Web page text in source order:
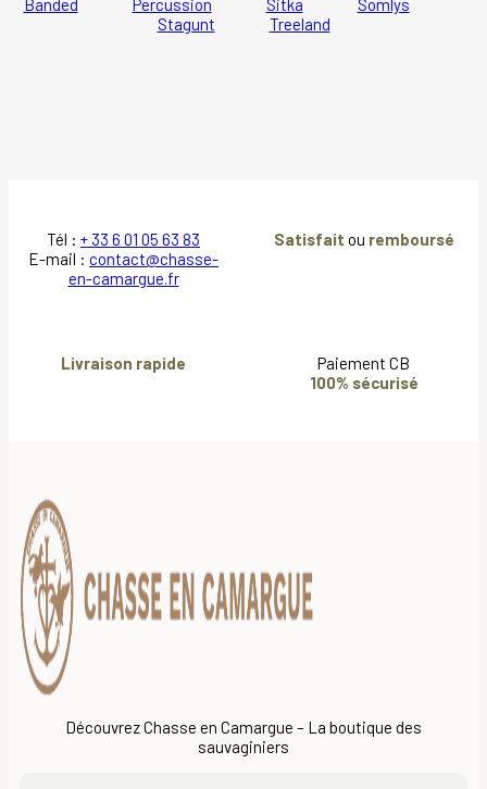
Banded Percussion Sitka
Somlys
Stagunt
Treeland
Tél : + 33 6 01 05 63 83
E-mail : contact@chasse-
en-camargue.fr
Satisfait ou remboursé
Livraison rapide
Paiement CB
100% sécurisé
Découvrez Chasse en Camargue – La boutique des
sauvaginiers